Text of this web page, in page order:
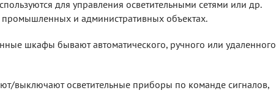
для управления осветительными сетями или др.
промышленных и административных объектах.
шкафы бывают автоматического, ручного или удаленного
выключают осветительные приборы по команде сигналов,